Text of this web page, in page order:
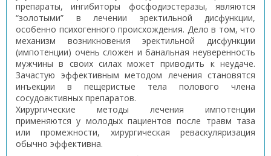
препараты, ингибиторы фосфодиэстеразы, являются
“золотыми” в лечении эректильной дисфункции,
особенно психогенного происхождения. Дело в том, что
механизм возникновения эректильной дисфункции
(импотенции) очень сложен и банальная неуверенность
мужчины в своих силах может приводить к неудаче.
Зачастую эффективным методом лечения становятся
инъекции в пещеристые тела полового члена
сосудоактивных препаратов.
Хирургические методы лечения импотенции
применяются у молодых пациентов после травм таза
или промежности, хирургическая реваскуляризация
обычно эффективна.